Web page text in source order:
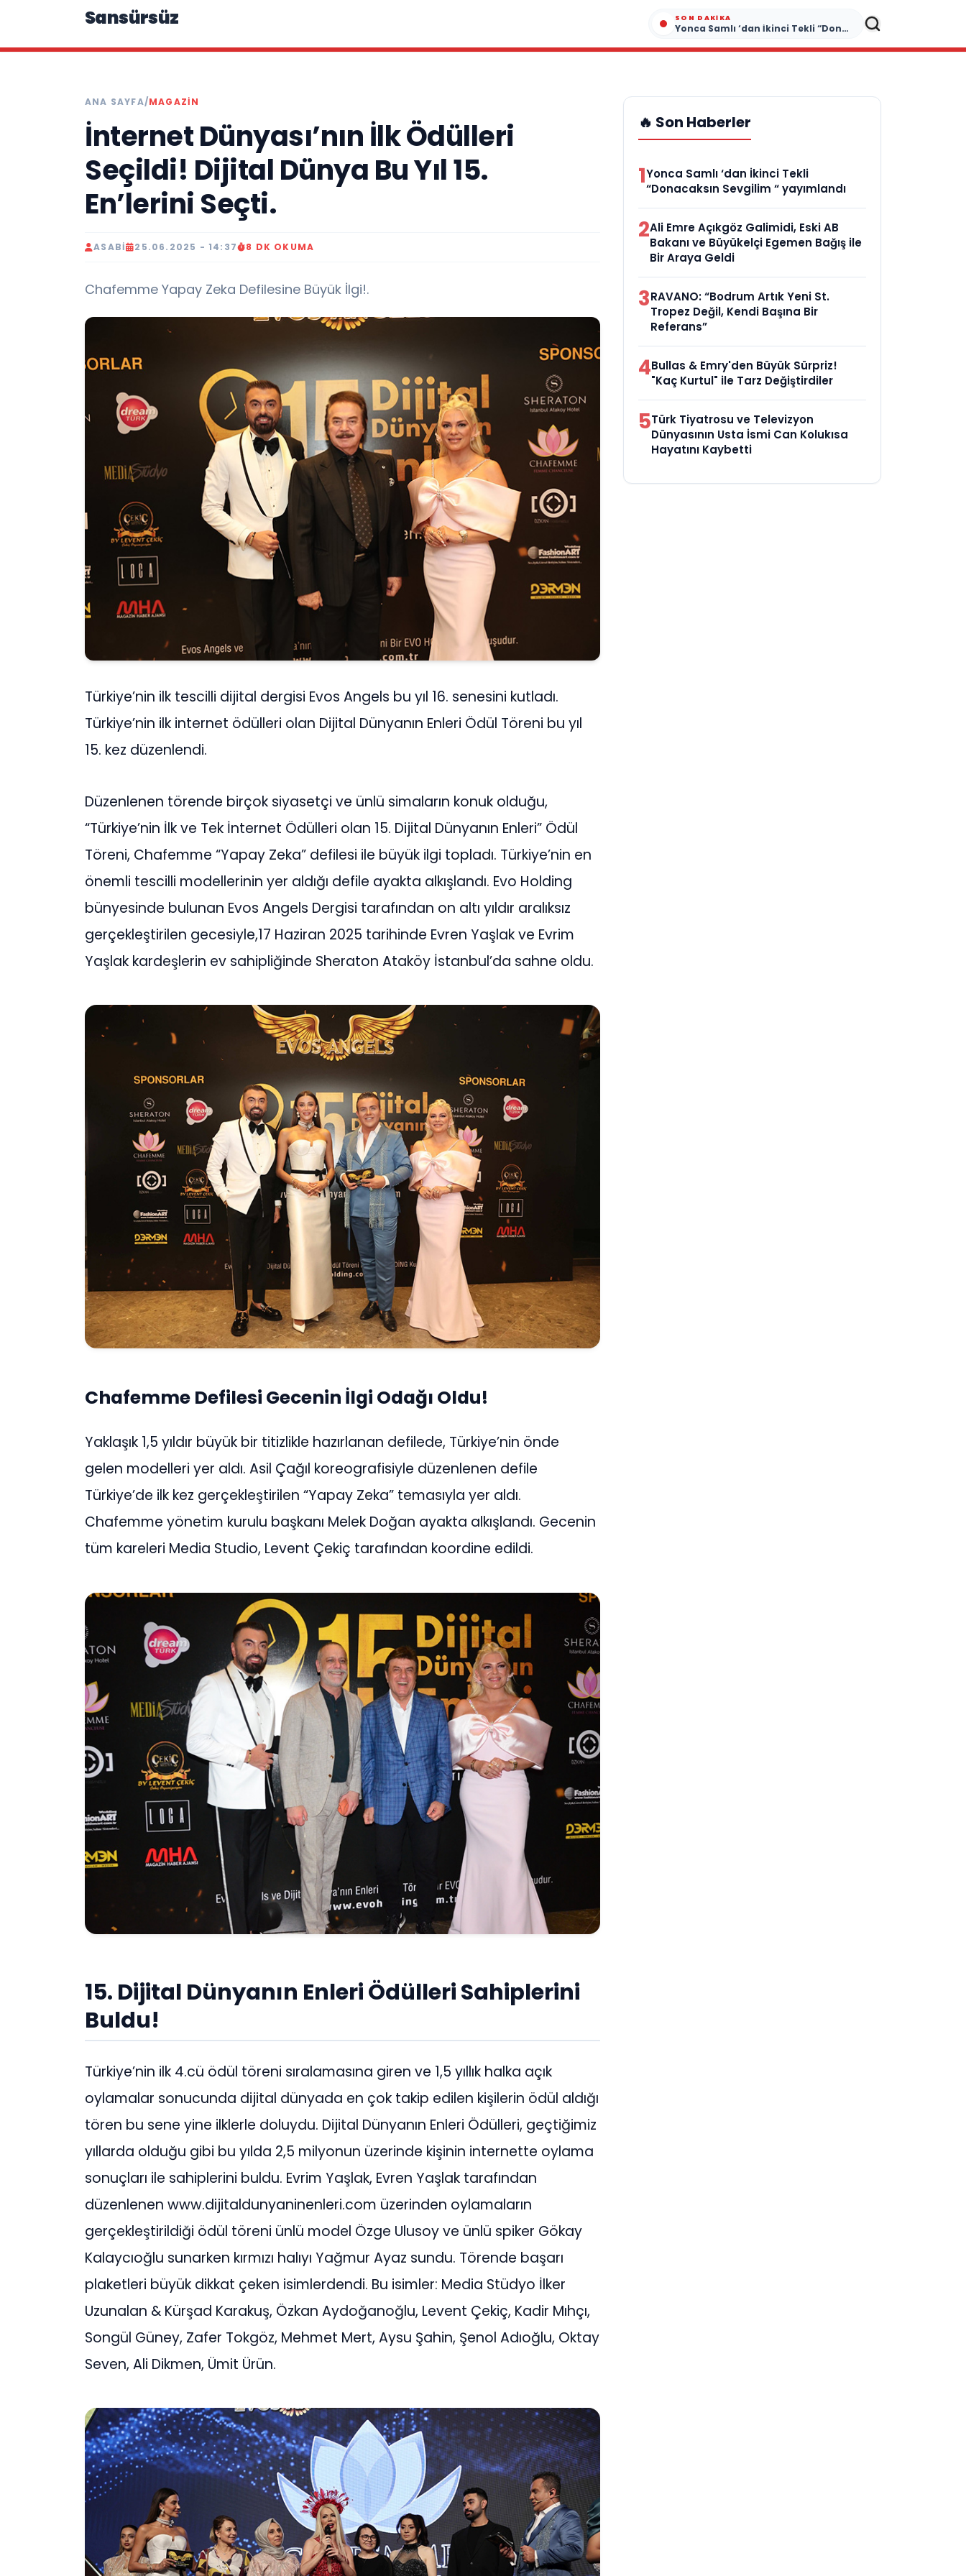
Sansürsüz SON DAKIKA
Yonca Samlı ‘dan İkinci Tekli “Donacaksın Sevgilim “ yayımlandı
ANA SAYFA/MAGAZIN
İnternet Dünyası’nın İlk Ödülleri
Seçildi! Dijital Dünya Bu Yıl 15.
En’lerini Seçti.
ASABI 25.06.2025 - 14:37 8 DK OKUMA
Chafemme Yapay Zeka Defilesine Büyük İlgi!.
Türkiye’nin ilk tescilli dijital dergisi Evos Angels bu yıl 16. senesini kutladı.
Türkiye’nin ilk internet ödülleri olan Dijital Dünyanın Enleri Ödül Töreni bu yıl
15. kez düzenlendi.
Düzenlenen törende birçok siyasetçi ve ünlü simaların konuk olduğu,
“Türkiye’nin İlk ve Tek İnternet Ödülleri olan 15. Dijital Dünyanın Enleri” Ödül
Töreni, Chafemme “Yapay Zeka” defilesi ile büyük ilgi topladı. Türkiye’nin en
önemli tescilli modellerinin yer aldığı defile ayakta alkışlandı. Evo Holding
bünyesinde bulunan Evos Angels Dergisi tarafından on altı yıldır aralıksız
gerçekleştirilen gecesiyle,17 Haziran 2025 tarihinde Evren Yaşlak ve Evrim
Yaşlak kardeşlerin ev sahipliğinde Sheraton Ataköy İstanbul’da sahne oldu.
Chafemme Defilesi Gecenin İlgi Odağı Oldu!
Yaklaşık 1,5 yıldır büyük bir titizlikle hazırlanan defilede, Türkiye’nin önde
gelen modelleri yer aldı. Asil Çağıl koreografisiyle düzenlenen defile
Türkiye’de ilk kez gerçekleştirilen “Yapay Zeka” temasıyla yer aldı.
Chafemme yönetim kurulu başkanı Melek Doğan ayakta alkışlandı. Gecenin
tüm kareleri Media Studio, Levent Çekiç tarafından koordine edildi.
15. Dijital Dünyanın Enleri Ödülleri Sahiplerini
Buldu!
Türkiye’nin ilk 4.cü ödül töreni sıralamasına giren ve 1,5 yıllık halka açık
oylamalar sonucunda dijital dünyada en çok takip edilen kişilerin ödül aldığı
tören bu sene yine ilklerle doluydu. Dijital Dünyanın Enleri Ödülleri, geçtiğimiz
yıllarda olduğu gibi bu yılda 2,5 milyonun üzerinde kişinin internette oylama
sonuçları ile sahiplerini buldu. Evrim Yaşlak, Evren Yaşlak tarafından
düzenlenen www.dijitaldunyaninenleri.com üzerinden oylamaların
gerçekleştirildiği ödül töreni ünlü model Özge Ulusoy ve ünlü spiker Gökay
Kalaycıoğlu sunarken kırmızı halıyı Yağmur Ayaz sundu. Törende başarı
plaketleri büyük dikkat çeken isimlerdendi. Bu isimler: Media Stüdyo İlker
Uzunalan & Kürşad Karakuş, Özkan Aydoğanoğlu, Levent Çekiç, Kadir Mıhçı,
Songül Güney, Zafer Tokgöz, Mehmet Mert, Aysu Şahin, Şenol Adıoğlu, Oktay
Seven, Ali Dikmen, Ümit Ürün.
🔥 Son Haberler
1Yonca Samlı ‘dan İkinci Tekli
“Donacaksın Sevgilim “ yayımlandı
2Ali Emre Açıkgöz Galimidi, Eski AB
Bakanı ve Büyükelçi Egemen Bağış ile
Bir Araya Geldi
3RAVANO: “Bodrum Artık Yeni St.
Tropez Değil, Kendi Başına Bir
Referans”
4Bullas & Emry'den Büyük Sürpriz!
"Kaç Kurtul" ile Tarz Değiştirdiler
5Türk Tiyatrosu ve Televizyon
Dünyasının Usta İsmi Can Kolukısa
Hayatını Kaybetti